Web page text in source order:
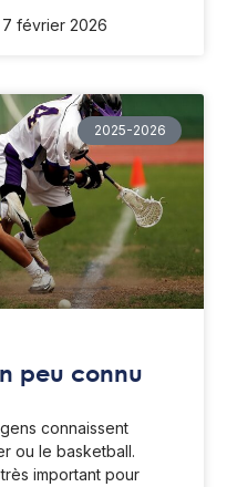
7 février 2026
2025-2026
peu connu
connaissent
ou le basketball.
important pour